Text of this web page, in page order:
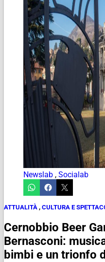
Newslab , Socialab
ATTUALITÀ , CULTURA E
Cernobbio Beer
Bernasconi:
bimbi e un trionfo